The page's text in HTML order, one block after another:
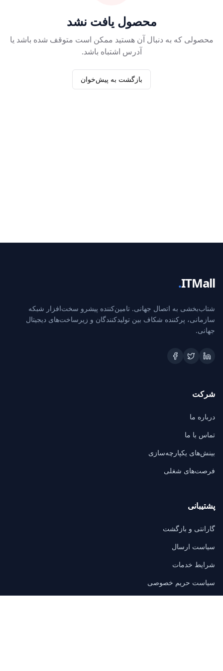
محصول یافت نشد
محصولی که به دنبال آن هستید ممکن است متوقف شده باشد یا
آدرس اشتباه باشد.
بازگشت به پیش‌خوان
ITMall
.
شتاب‌بخشی به اتصال جهانی. تامین‌کننده پیشرو سخت‌افزار شبکه
سازمانی، پرکننده شکاف بین تولیدکنندگان و زیرساخت‌های دیجیتال
جهانی.
شرکت
درباره ما
تماس با ما
بینش‌های یکپارچه‌سازی
فرصت‌های شغلی
پشتیبانی
گارانتی و بازگشت
سیاست ارسال
شرایط خدمات
سیاست حریم خصوصی